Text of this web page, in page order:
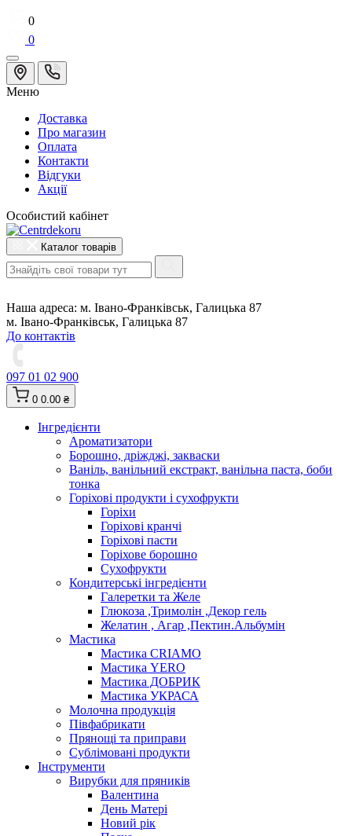
0
0
Меню
Доставка
Про магазин
Оплата
Контакти
Відгуки
Акції
Особистий кабінет
Каталог товарів
Наша адреса: м. Івано-Франківськ, Галицька 87
м. Івано-Франківськ, Галицька 87
До контактів
097 01 02 900
0 0.00 ₴
Інгредієнти
Ароматизатори
Борошно, дріжджі, закваски
Ваніль, ванільний екстракт, ванільна паста, боби
тонка
Горіхові продукти і сухофрукти
Горіхи
Горіхові кранчі
Горіхові пасти
Горіхове борошно
Сухофрукти
Кондитерські інгредієнти
Галеретки та Желе
Глюкоза ,Тримолін ,Декор гель
Желатин , Агар ,Пектин.Альбумін
Мастика
Мастика CRIAMO
Мастика YERO
Мастика ДОБРИК
Мастика УКРАСА
Молочна продукція
Півфабрикати
Прянощі та приправи
Сублімовані продукти
Інструменти
Вирубки для пряників
Валентина
День Матері
Новий рік